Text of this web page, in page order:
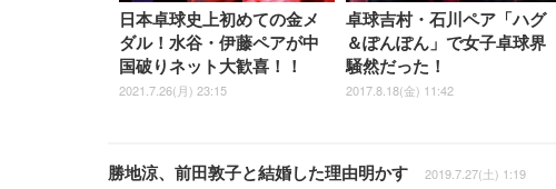
日本卓球史上初めての金メ
ダル！水谷・伊藤ペアが中
国破りネット大歓喜！！
2021.7.26(月) 23:15
卓球吉村・石川ペア「ハグ
＆ぽんぽん」で女子卓球界
騒然だった！
2017.8.18(金) 11:42
勝地涼、前田敦子と結婚した理由明かす 2019.7.27(土) 1:19